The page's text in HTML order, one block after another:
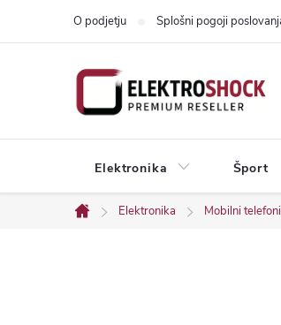
O podjetju Splošni pogoji
Elektronika Šport
Home
Elektronika Mobilni